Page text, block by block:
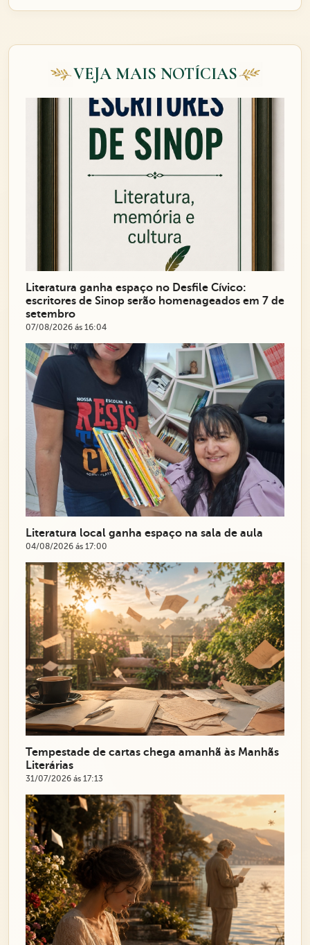
VEJA MAIS NOTÍCIAS
Literatura ganha espaço no Desfile Cívico:
escritores de Sinop serão homenageados em 7 de
setembro
07/08/2026 ás 16:04
Literatura local ganha espaço na sala de aula
04/08/2026 ás 17:00
Tempestade de cartas chega amanhã às Manhãs
Literárias
31/07/2026 ás 17:13